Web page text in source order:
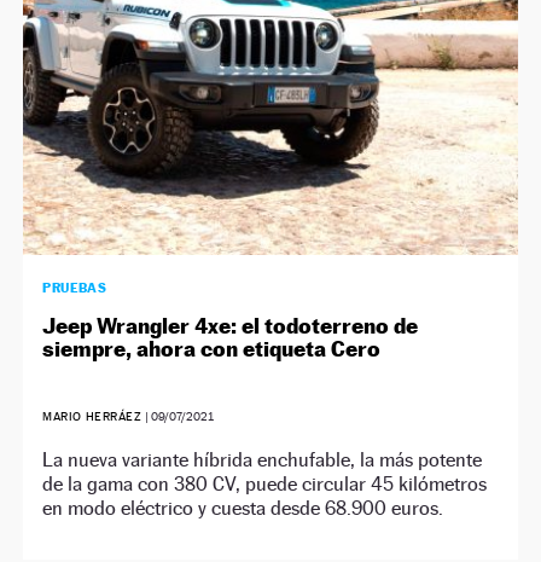
PRUEBAS
Jeep Wrangler 4xe: el todoterreno de
siempre, ahora con etiqueta Cero
MARIO HERRÁEZ | 09/07/2021
La nueva variante híbrida enchufable, la más potente
de la gama con 380 CV, puede circular 45 kilómetros
en modo eléctrico y cuesta desde 68.900 euros.